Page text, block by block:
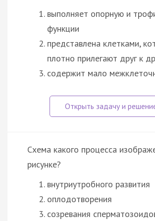
выполняет опорную и
функции
представлена клетками,
плотно прилегают друг к
содержит мало
Схема какого процесса
рисунке?
внутриутробного развития
оплодотворения
созревания